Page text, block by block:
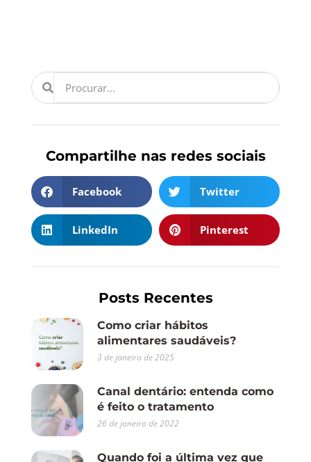
Compartilhe nas redes sociais
Facebook Twitter
LinkedIn Pinterest
Posts Recentes
Como criar hábitos
alimentares saudáveis?
3 de janeiro de 2025
Canal dentário: entenda como
é feito o tratamento
26 de janeiro de 2022
Quando foi a última vez que